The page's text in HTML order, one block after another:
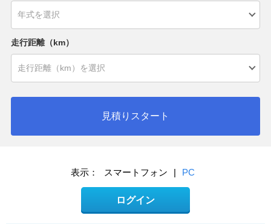
走行距離（km）
見積りスタート
表示： スマートフォン | PC
ログイン